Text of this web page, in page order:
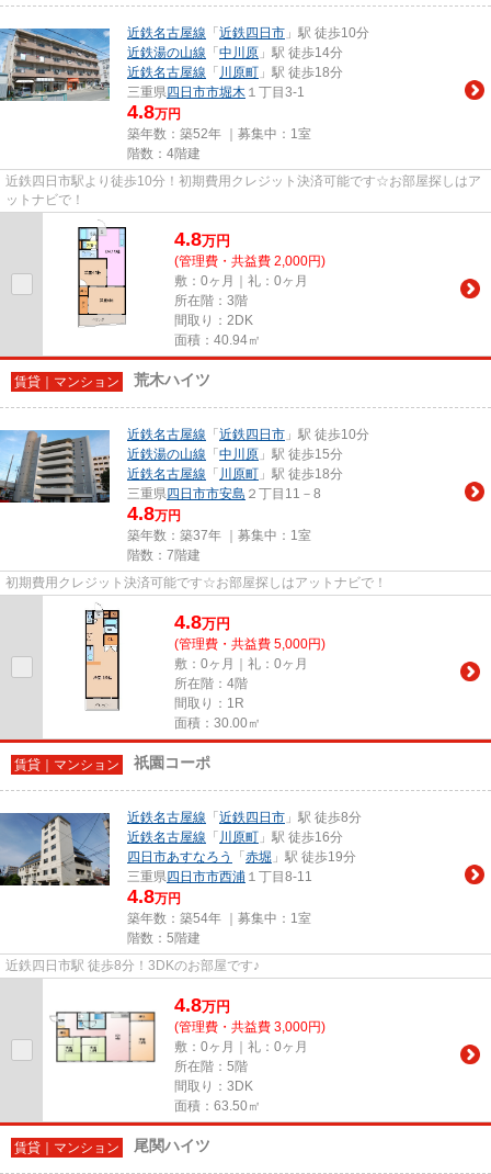
近鉄名古屋線 「 近鉄四日市 」駅 徒歩10分
近鉄湯の山線 「 中川原 」駅 徒歩14分
近鉄名古屋線 「 川原町 」駅 徒歩18分
三重県四日市市堀木 １丁目3-1
4.8万円
築年数：築52年 ｜募集中： 1室
階数：4階建
近鉄四日市駅より徒歩10分！初期費用クレジット決済可能です☆お部屋探しはア
ットナビで！
4.8万円
(管理費・共益費 2,000円)
敷：0ヶ月｜礼：0ヶ月
所在階：3階
間取り：2DK
面積：40.94㎡
賃貸｜マンション 荒木ハイツ
近鉄名古屋線 「 近鉄四日市 」駅 徒歩10分
近鉄湯の山線 「 中川原 」駅 徒歩15分
近鉄名古屋線 「 川原町 」駅 徒歩18分
三重県四日市市安島 ２丁目11－8
4.8万円
築年数：築37年 ｜募集中： 1室
階数：7階建
初期費用クレジット決済可能です☆お部屋探しはアットナビで！
4.8万円
(管理費・共益費 5,000円)
敷：0ヶ月｜礼：0ヶ月
所在階：4階
間取り：1R
面積：30.00㎡
賃貸｜マンション 祇園コーポ
近鉄名古屋線 「 近鉄四日市 」駅 徒歩8分
近鉄名古屋線 「 川原町 」駅 徒歩16分
四日市あすなろう
「 赤堀 」駅 徒歩19分
三重県四日市市西浦 １丁目8-11
4.8万円
築年数：築54年 ｜募集中： 1室
階数：5階建
近鉄四日市駅 徒歩8分！3DKのお部屋です♪
4.8万円
(管理費・共益費 3,000円)
敷：0ヶ月｜礼：0ヶ月
所在階：5階
間取り：3DK
面積：63.50㎡
賃貸｜マンション 尾関ハイツ